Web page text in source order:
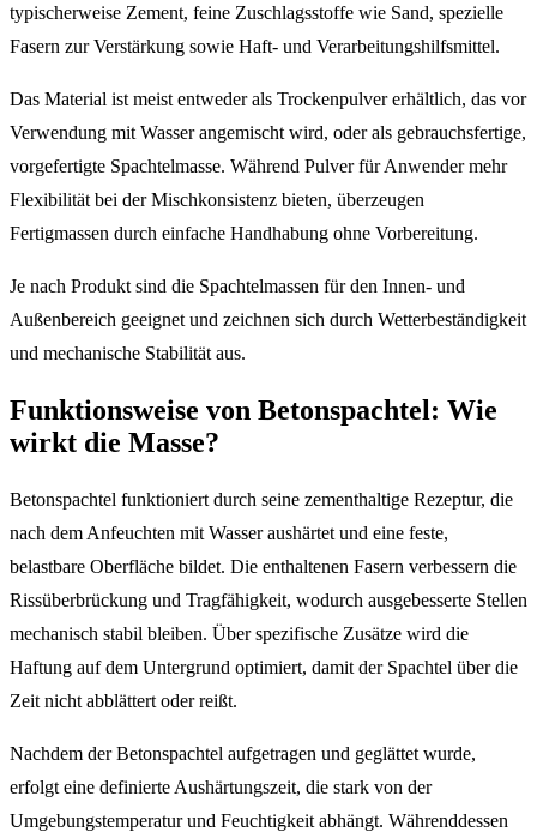
typischerweise Zement, feine Zuschlagsstoffe wie Sand, spezielle
Fasern zur Verstärkung sowie Haft- und Verarbeitungshilfsmittel.
Das Material ist meist entweder als Trockenpulver erhältlich, das vor
Verwendung mit Wasser angemischt wird, oder als gebrauchsfertige,
vorgefertigte Spachtelmasse. Während Pulver für Anwender mehr
Flexibilität bei der Mischkonsistenz bieten, überzeugen
Fertigmassen durch einfache Handhabung ohne Vorbereitung.
Je nach Produkt sind die Spachtelmassen für den Innen- und
Außenbereich geeignet und zeichnen sich durch Wetterbeständigkeit
und mechanische Stabilität aus.
Funktionsweise von Betonspachtel: Wie
wirkt die Masse?
Betonspachtel funktioniert durch seine zementhaltige Rezeptur, die
nach dem Anfeuchten mit Wasser aushärtet und eine feste,
belastbare Oberfläche bildet. Die enthaltenen Fasern verbessern die
Rissüberbrückung und Tragfähigkeit, wodurch ausgebesserte Stellen
mechanisch stabil bleiben. Über spezifische Zusätze wird die
Haftung auf dem Untergrund optimiert, damit der Spachtel über die
Zeit nicht abblättert oder reißt.
Nachdem der Betonspachtel aufgetragen und geglättet wurde,
erfolgt eine definierte Aushärtungszeit, die stark von der
Umgebungstemperatur und Feuchtigkeit abhängt. Währenddessen